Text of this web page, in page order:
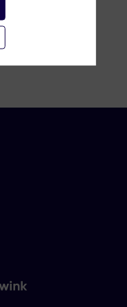
ups et projets
de
le marché.